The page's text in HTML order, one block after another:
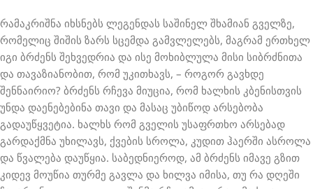
რამაკრიშნა იხსნებს ლეგენდას საშინელ შხამიან გველზე,
რომელიც შიშის ზარს სცემდა გამვლელებს, მაგრამ ერთხელ
იგი ბრძენს შეხვედრია და ისე მოხიბლულა მისი სიბრძნითა
და თავაზიანობით, რომ უკითხავს, – როგორ გავხდე
შენნაირიო? ბრძენს რჩევა მიუცია, რომ ხალხის კბენისთვის
უნდა დაენებებინა თავი და მასაც უბიწოდ არსებობა
გადაუწყვეტია. ხალხს რომ გველის უსაფრთხო არსებად
გარდაქმნა უხილავს, ქვების სროლა, კუდით ჰაერში ასროლა
და წვალება დაუწყია. საბედნიეროდ, ამ ბრძენს იმავე გზით
კიდევ მოუწია თურმე გავლა და ხილვა იმისა, თუ რა დღეში